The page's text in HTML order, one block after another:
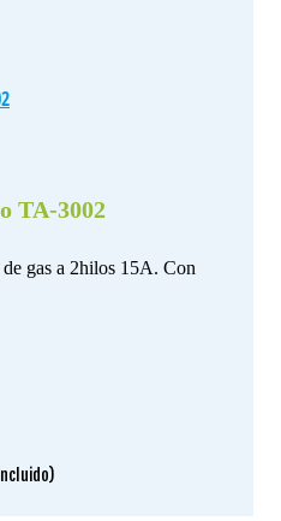
TA-3002
gas a 2hilos 15A. Con